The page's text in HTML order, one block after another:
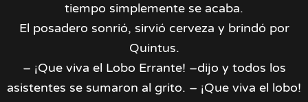
tiempo simplemente se acaba.
El posadero sonrió, sirvió cerveza y brindó por
Quintus.
– ¡Que viva el Lobo Errante! –dijo y todos los
asistentes se sumaron al grito. – ¡Que viva el lobo!